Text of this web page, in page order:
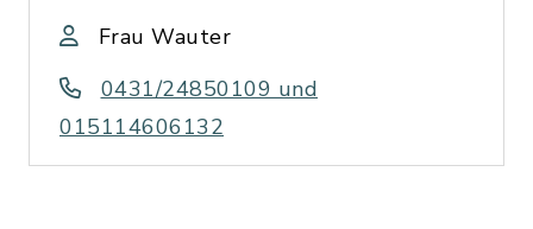
Frau Wauter
0431/24850109 und
015114606132